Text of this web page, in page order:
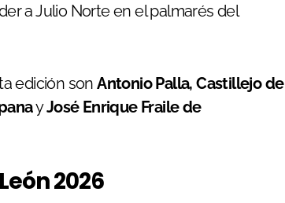
a Julio Norte en el palmarés del
edición sonAntonio Palla, Castillejo de
yJosé Enrique Fraile de
2026